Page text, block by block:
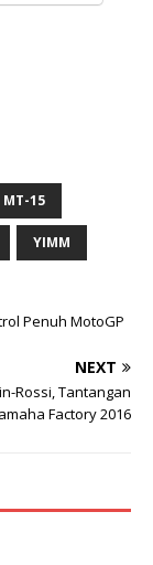
MT-15
YIMM
Penuh MotoGP
NEXT
Rossi, Tantangan
Factory 2016